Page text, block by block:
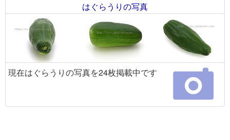
はぐらうりの写真
現在はぐらうりの写真を24枚掲載中です